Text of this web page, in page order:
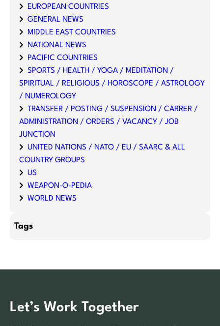
EUROPEAN COUNTRIES
GENERAL NEWS
MIDDLE EAST COUNTRIES
NATIONAL NEWS
PACIFIC COUNTRIES
SPORTS / HEALTH / YOGA / MEDITATION /
SPIRITUAL / RELIGIOUS / HOROSCOPE / ASTROLOGY
/ NUMEROLOGY
TRANSFER / POSTING / SUSPENSION / CARRER /
ADMINISTRATION / ORDERS / VACANCY / JOB
JUNCTION
UNITED NATIONS / NATO / EU / SAARC & ALL
COUNTRY GROUPS
US
WEAPON-O-PEDIA
WORLD NEWS
Tags
Let’s Work Together